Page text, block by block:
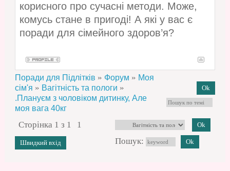
корисного про сучасні методи. Може,
комусь стане в пригоді! А які у вас є
поради для сімейного здоров’я?
Поради для Підлітків » Форум » Моя
сім'я » Вагітність та пологи »
.Плануєм з чоловіком дитинку, Але
моя вага 40кг
Сторінка 1 з 1
1
Пошук: